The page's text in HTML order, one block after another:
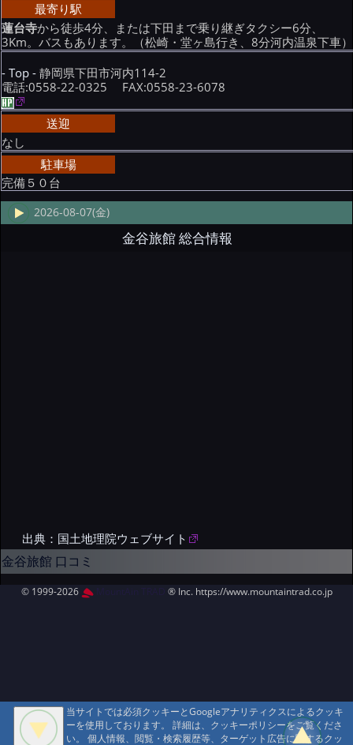
最寄り駅
蓮台寺から徒歩4分、または下田まで乗り継ぎタクシー6分、
3Km。バスもあります。（松崎・堂ヶ島行き、8分河内温泉下車）
- Top -静岡県下田市河内114-2
電話:0558-22-0325 FAX:0558-23-6078
送迎
なし
駐車場
完備５０台
2026-08-07(金)
金谷旅館 総合情報
出典：国土地理院ウェブサイト
金谷旅館 口コミ
© 1999-2026 MountAin TRAD ® Inc. https://www.mountaintrad.co.jp
当サイトでは必須クッキーとGoogleアナリティクスによるクッキ
ーを使用しております。 詳細は、クッキーポリシーをご覧くださ
い。 個人情報、閲覧・検索履歴等、ターゲット広告に関するクッ